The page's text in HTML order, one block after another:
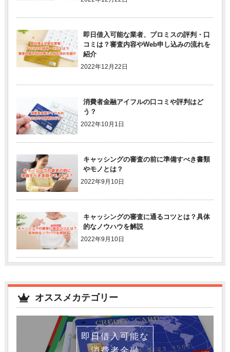
即日借入可能な業者、プロミスの評判・口
コミは？審査内容やWeb申し込みの流れを
紹介
2022年12月22日
消費者金融アイフルの口コミや評判はど
う？
2022年10月1日
キャッシングの審査の前に準備すべき書類
やモノとは？
2022年9月10日
キャッシングの審査に通るコツとは？具体
的なノウハウを解説
2022年9月10日
オススメカテゴリー
即日借入可能な